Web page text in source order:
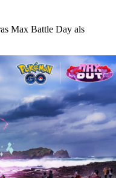
Max Battle Day als